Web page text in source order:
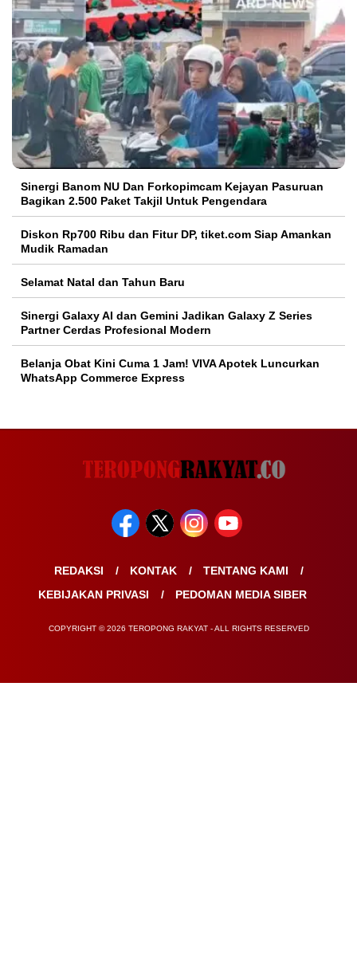
Sinergi Banom NU Dan Forkopimcam Kejayan Pasuruan
Bagikan 2.500 Paket Takjil Untuk Pengendara
Diskon Rp700 Ribu dan Fitur DP, tiket.com Siap Amankan
Mudik Ramadan
Selamat Natal dan Tahun Baru
Sinergi Galaxy AI dan Gemini Jadikan Galaxy Z Series
Partner Cerdas Profesional Modern
Belanja Obat Kini Cuma 1 Jam! VIVA Apotek Luncurkan
WhatsApp Commerce Express
REDAKSI KONTAK
TENTANG KAMI
KEBIJAKAN PRIVASI
PEDOMAN MEDIA SIBER
COPYRIGHT © 2026 TEROPONG RAKYAT - ALL RIGHTS RESERVED